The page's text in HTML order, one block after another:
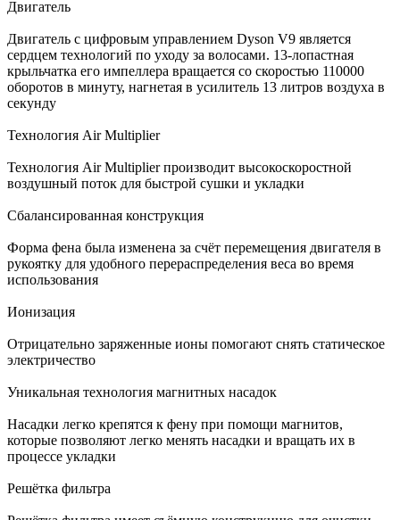
Двигатель
Двигатель с цифровым управлением Dyson V9 является
сердцем технологий по уходу за волосами. 13-лопастная
крыльчатка его импеллера вращается со скоростью 110000
оборотов в минуту, нагнетая в усилитель 13 литров воздуха в
секунду
Технология Air Multiplier
Технология Air Multiplier производит высокоскоростной
воздушный поток для быстрой сушки и укладки
Сбалансированная конструкция
Форма фена была изменена за счёт перемещения двигателя в
рукоятку для удобного перераспределения веса во время
использования
Ионизация
Отрицательно заряженные ионы помогают снять статическое
электричество
Уникальная технология магнитных насадок
Насадки легко крепятся к фену при помощи магнитов,
которые позволяют легко менять насадки и вращать их в
процессе укладки
Решётка фильтра